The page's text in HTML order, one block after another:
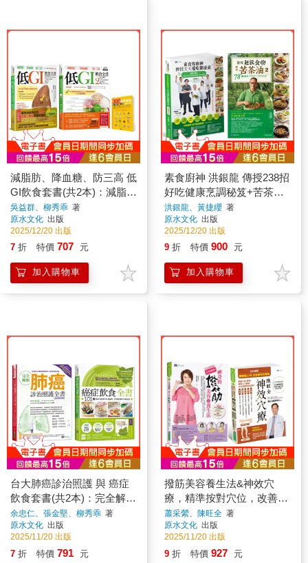
減脂肪、降血糖、防三高 低
GI飲食套書(共2本)：減脂
肪、降血糖、防三高 低GI
飲食全書+減脂肪 降血糖 防
三高 低GI飲食全書2
吳益群、柳秀乖 著
原水文化 出版
2025/12/20 出版
7 折 特價 707 元
加入購物車
素食廚神 洪銀龍 傳授238招
好吃健康烹調秘笈+苦茶油
78道蔬食料理絕配＆正確用
油知識套書(共2本)
洪銀龍、黃捷纓 著
原水文化 出版
2025/12/20 出版
9 折 特價 900 元
加入購物車
台大肺癌診治照護 與 癌症
飲食套書(共2本)：完全解析
肺癌診治照護全書+癌症飲
食全書
余忠仁、張金堅、柳秀乖 著
原水文化 出版
2025/11/20 出版
7 折 特價 791 元
撥筋美容養生法&神效穴
療，精準按對穴位，改善常
見病症套書(共2本)【全彩圖
解】
蕭采縈、陳旺全 著
原水文化 出版
2025/11/20 出版
9 折 特價 927 元